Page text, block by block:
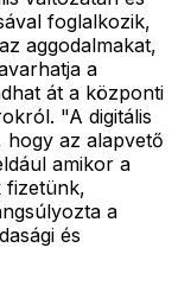
foglalkozik,
aggodalmakat,
a
át a központi
"A digitális
az alapvető
amikor a
fizetünk,
a
és